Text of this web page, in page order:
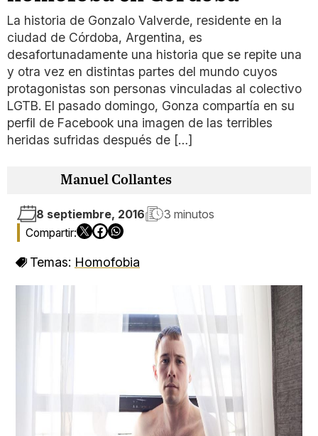
La historia de Gonzalo Valverde, residente en la
ciudad de Córdoba, Argentina, es
desafortunadamente una historia que se repite una
y otra vez en distintas partes del mundo cuyos
protagonistas son personas vinculadas al colectivo
LGTB. El pasado domingo, Gonza compartía en su
perfil de Facebook una imagen de las terribles
heridas sufridas después de […]
Manuel Collantes
8 septiembre, 2016 3 minutos
Temas: Homofobia